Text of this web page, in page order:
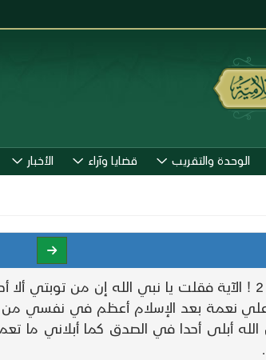
الوحدة والتقريب قضايا وآراء الأخبار
@ 96 @ قوله ! 2 < وعلى الثلاثة الذين خلفوا > 2 ! الآية
نعمة بعد الإسلام أعظم في نفسي من
الله أبلى أحدا في الصدق كما